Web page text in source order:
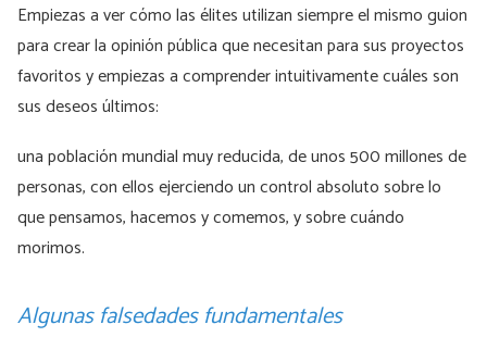
Empiezas a ver cómo las élites utilizan siempre el mismo guion
para crear la opinión pública que necesitan para sus proyectos
favoritos y empiezas a comprender intuitivamente cuáles son
sus deseos últimos:
una población mundial muy reducida, de unos 500 millones de
personas, con ellos ejerciendo un control absoluto sobre lo
que pensamos, hacemos y comemos, y sobre cuándo
morimos.
Algunas falsedades fundamentales